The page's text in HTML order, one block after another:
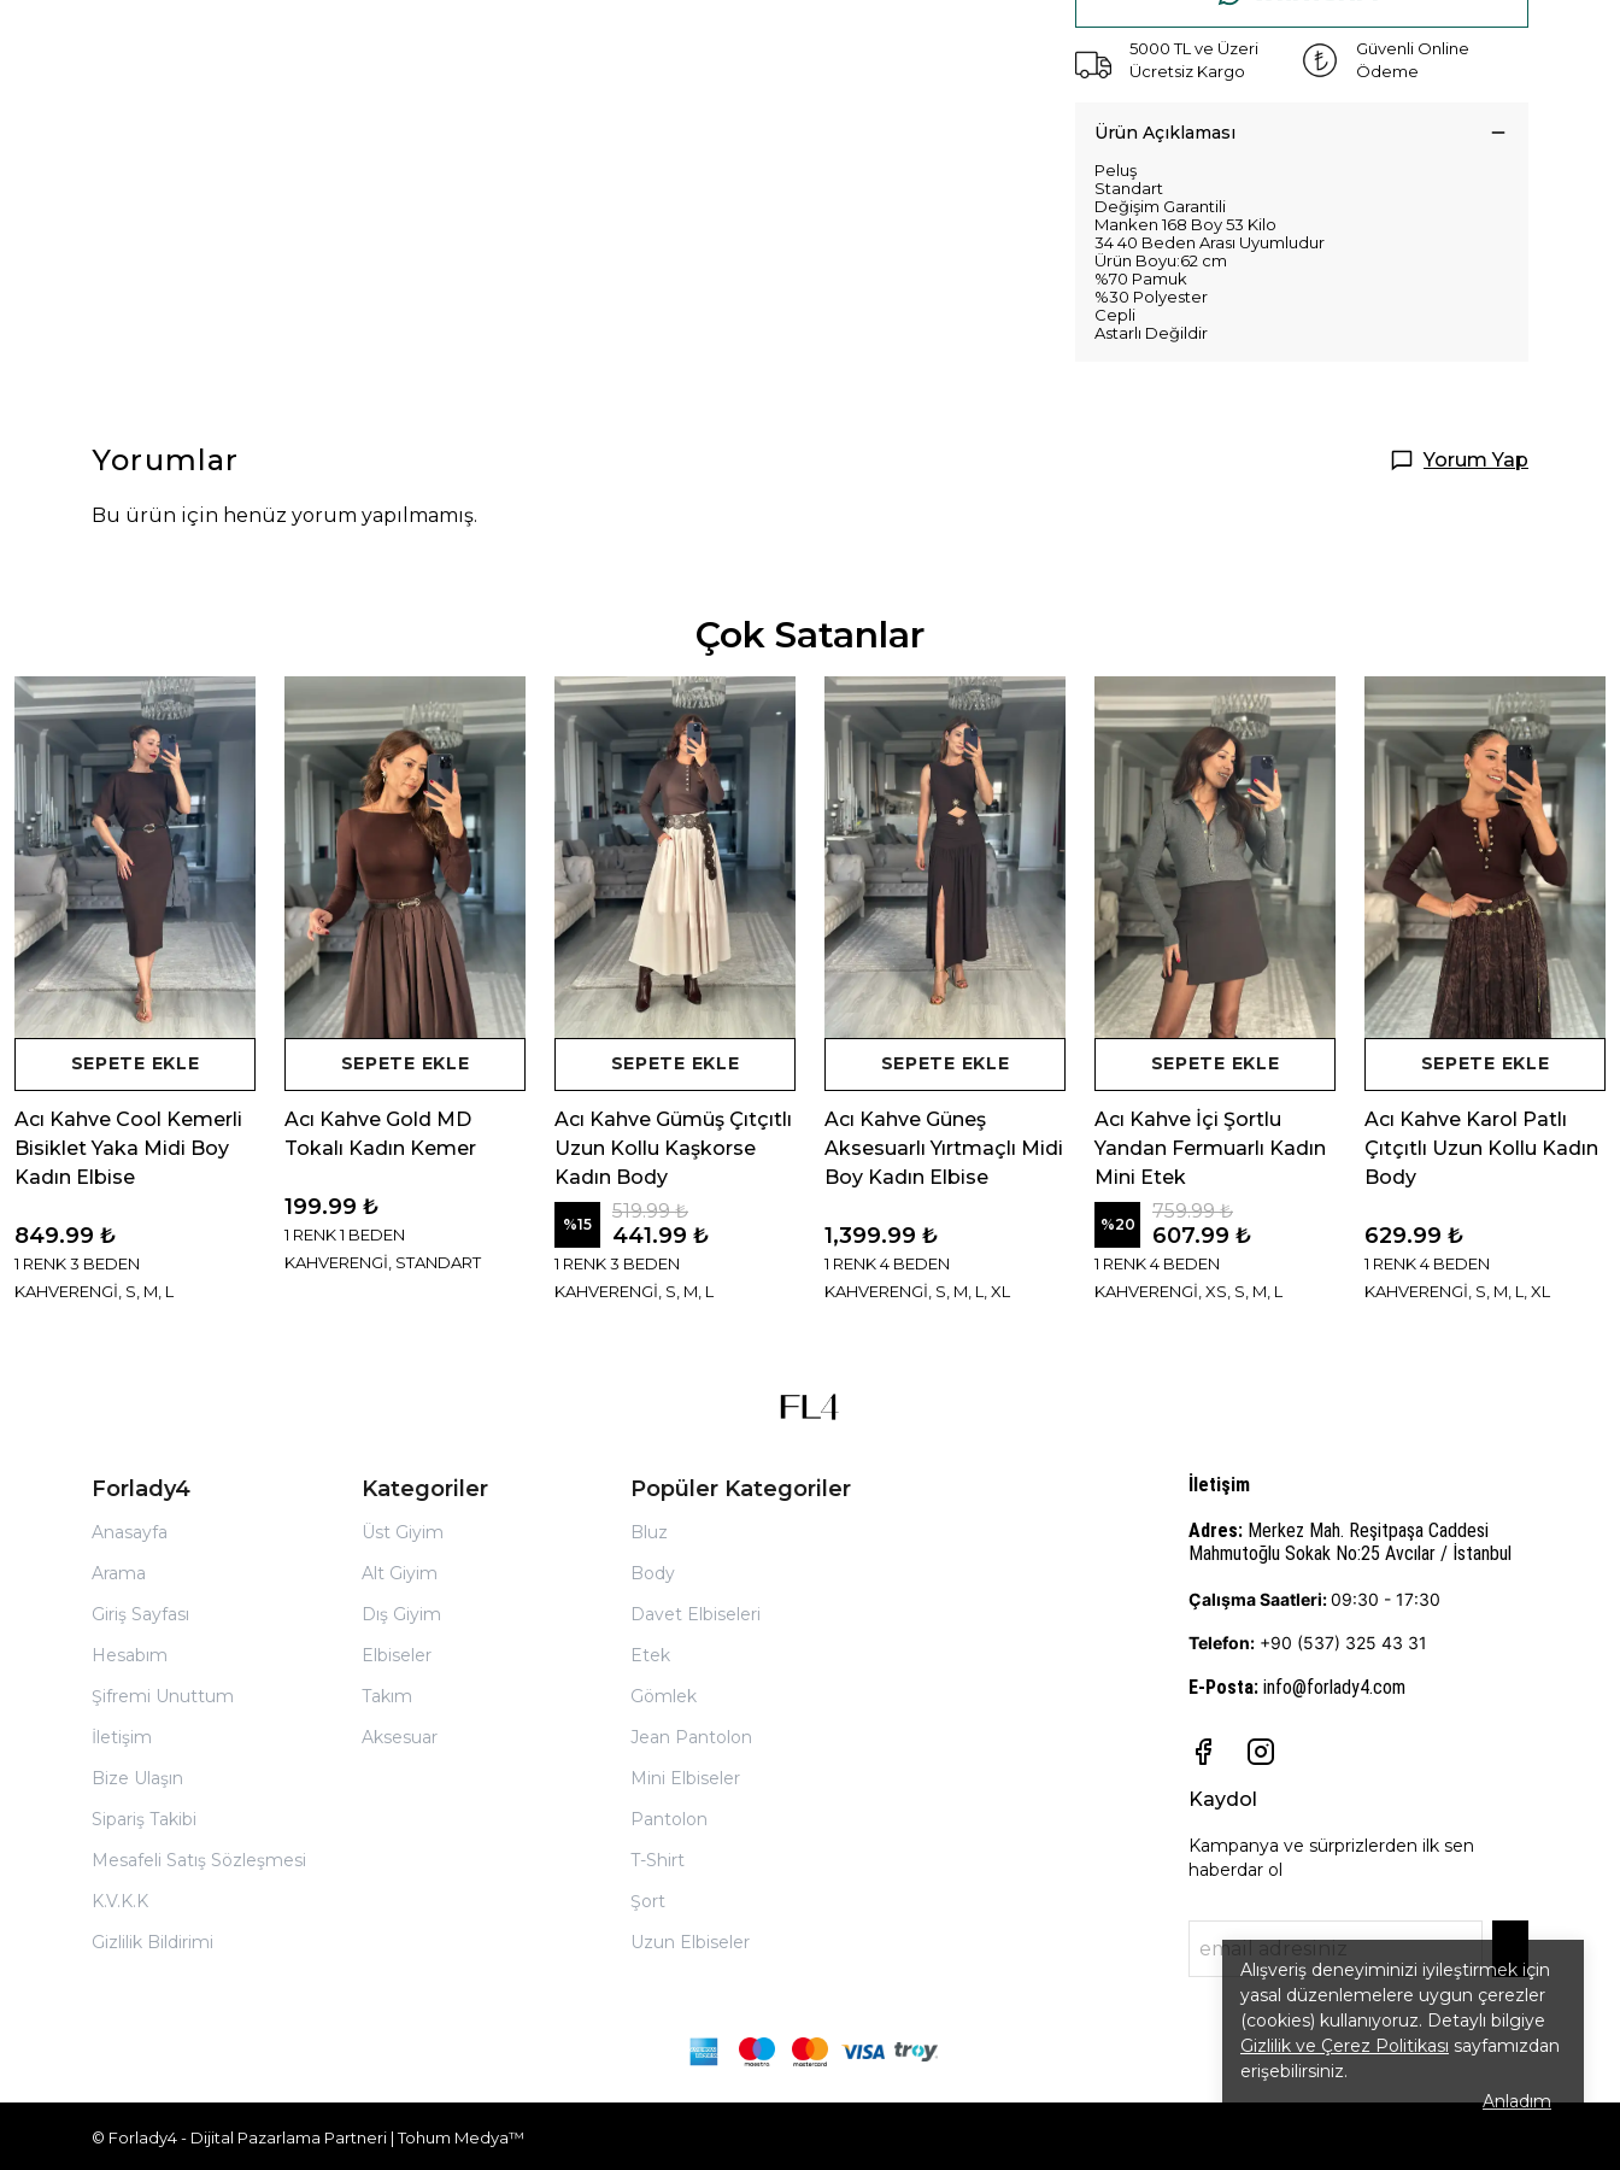
Alışveriş deneyiminizi iyileştirmek için
yasal düzenlemelere uygun çerezler
(cookies) kullanıyoruz. Detaylı bilgiye
Gizlilik ve Çerez Politikası sayfamızdan
erişebilirsiniz.
Anladım
5000 TL ve Üzeri
Ücretsiz Kargo
Güvenli Online
Ödeme
Ürün Açıklaması
Peluş
Standart
Değişim Garantili
Manken 168 Boy 53 Kilo
34 40 Beden Arası Uyumludur
Ürün Boyu:62 cm
%70 Pamuk
%30 Polyester
Cepli
Astarlı Değildir
Yorumlar Yorum Yap
Bu ürün için henüz yorum yapılmamış.
Çok Satanlar
SEPETE EKLE
Acı Kahve Cool Kemerli
Bisiklet Yaka Midi Boy
Kadın Elbise
849.99 ₺
1 RENK 3 BEDEN
KAHVERENGİ, S, M, L
SEPETE EKLE
Acı Kahve Gold MD
Tokalı Kadın Kemer
199.99 ₺
1 RENK 1 BEDEN
KAHVERENGİ, STANDART
SEPETE EKLE
Acı Kahve Gümüş Çıtçıtlı
Uzun Kollu Kaşkorse
Kadın Body
%15
519.99 ₺
441.99 ₺
1 RENK 3 BEDEN
KAHVERENGİ, S, M, L
SEPETE EKLE
Acı Kahve Güneş
Aksesuarlı Yırtmaçlı Midi
Boy Kadın Elbise
1,399.99 ₺
1 RENK 4 BEDEN
KAHVERENGİ, S, M, L, XL
SEPETE EKLE
Acı Kahve İçi Şortlu
Yandan Fermuarlı Kadın
Mini Etek
%20
759.99 ₺
607.99 ₺
1 RENK 4 BEDEN
KAHVERENGİ, XS, S, M, L
SEPETE EKLE
Acı Kahve Karol Patlı
Çıtçıtlı Uzun Kollu Kadın
Body
629.99 ₺
1 RENK 4 BEDEN
KAHVERENGİ, S, M, L, XL
Forlady4
Anasayfa
Arama
Giriş Sayfası
Hesabım
Şifremi Unuttum
İletişim
Bize Ulaşın
Sipariş Takibi
Mesafeli Satış Sözleşmesi
K.V.K.K
Gizlilik Bildirimi
Kategoriler
Üst Giyim
Alt Giyim
Dış Giyim
Elbiseler
Takım
Aksesuar
Popüler Kategoriler
Bluz
Body
Davet Elbiseleri
Etek
Gömlek
Jean Pantolon
Mini Elbiseler
Pantolon
T-Shirt
Şort
Uzun Elbiseler
İletişim
Adres: Merkez Mah. Reşitpaşa Caddesi
Mahmutoğlu Sokak No:25 Avcılar / İstanbul
Çalışma Saatleri:09:30 - 17:30
Telefon: +90 (537) 325 43 31
E-Posta: info@forlady4.com
Kaydol
Kampanya ve sürprizlerden ilk sen
haberdar ol
© Forlady4 - Dijital Pazarlama Partneri | Tohum Medya™